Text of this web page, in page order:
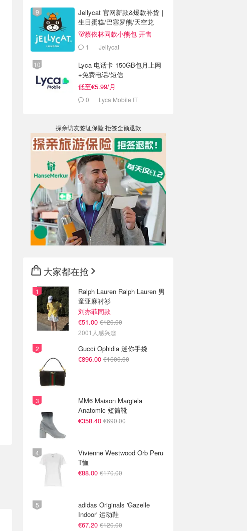
Jellycat 官网新款&爆款补货｜
生日蛋糕/巴塞罗熊/天空龙
🐻蔡依林同款小熊包 开售
1 Jellycat
Lyca 电话卡 150GB包月上网
+免费电话/短信
低至€5.99/月
0 Lyca Mobile IT
探亲访友签证保险 拒签全额退款
大家都在抢
Ralph Lauren Ralph Lauren 男
童亚麻衬衫
刘亦菲同款
€51.00 €120.00
2001人感兴趣
Gucci Ophidia 迷你手袋
€896.00 €1600.00
MM6 Maison Margiela
Anatomic 短筒靴
€358.40 €690.00
Vivienne Westwood Orb Peru
T恤
€88.00 €170.00
adidas Originals 'Gazelle
Indoor' 运动鞋
€67.20 €120.00